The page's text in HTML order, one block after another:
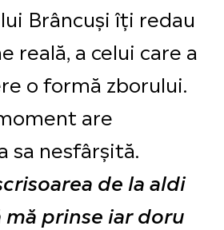
Brâncuși îți redau
reală, a celui care a
o formă zborului.
are
sa nesfârșită.
de la aldi
mă prinse iar doru